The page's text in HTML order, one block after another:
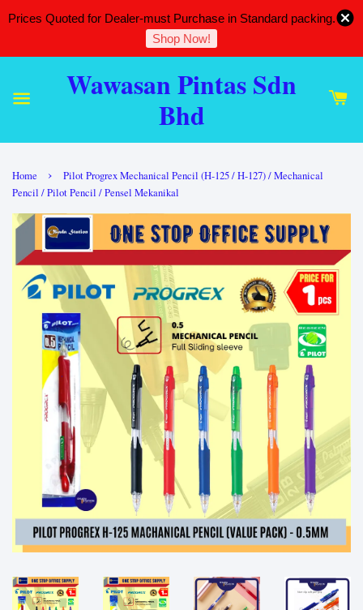
Prices Quoted for Dealer-must Purchase in Standard packing.
Shop Now!
Wawasan Pintas Sdn
Bhd
Home ›
Pilot Progrex Mechanical Pencil (H-125 / H-127) / Mechanical
Pencil / Pilot Pencil / Pensel Mekanikal